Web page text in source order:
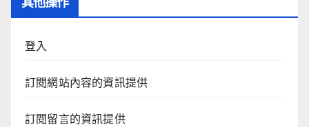
登入
訂閱網站內容的資訊提供
訂閱留言的資訊提供